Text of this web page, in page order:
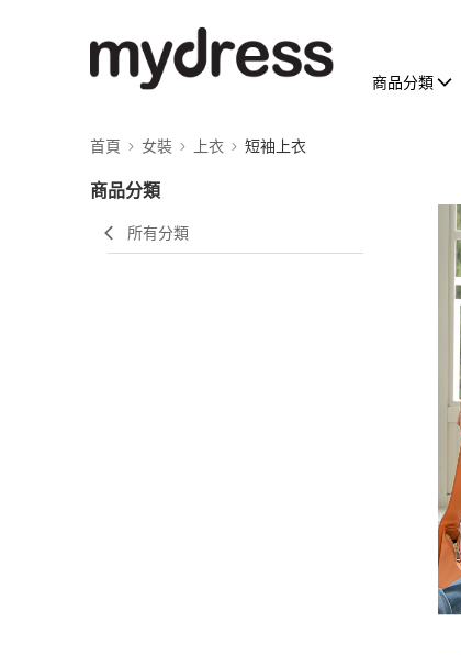
商品分類
首頁 女裝 上衣 短袖上衣
商品分類
所有分類